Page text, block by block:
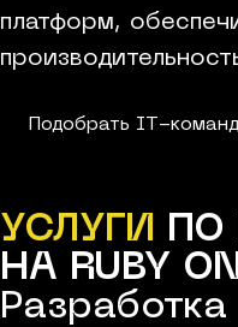
платформ,
Подобрать IT-
УСЛУГИ
ПО
НА RUBY